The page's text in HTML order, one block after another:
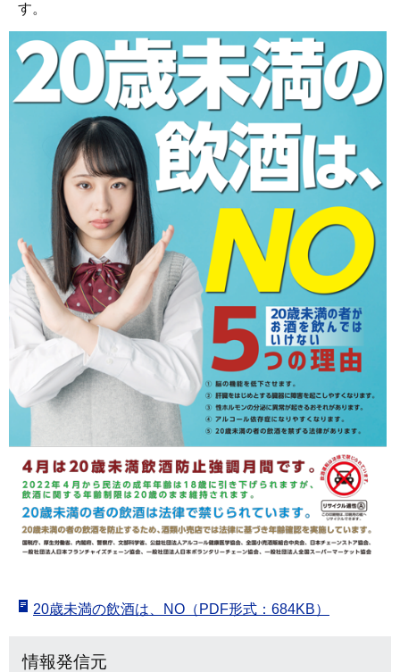
す。
20歳未満の飲酒は、NO（PDF形式：684KB）
情報発信元